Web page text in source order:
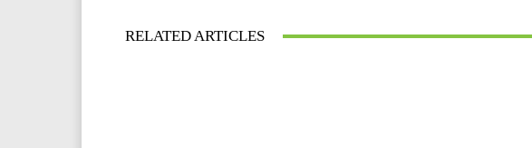
RELATED ARTICLES